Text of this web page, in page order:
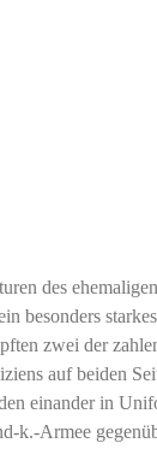
des
besonders
zwei der
auf beiden
einander in
k.-Armee